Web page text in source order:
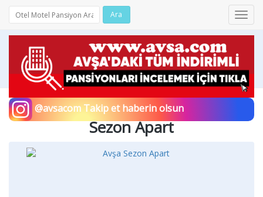
Ara
@avsacom Takip et haberin olsun
Sezon Apart